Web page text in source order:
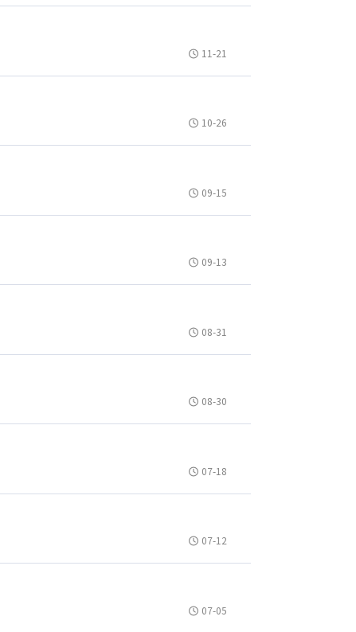
11-21
10-26
09-15
09-13
08-31
08-30
07-18
07-12
07-05